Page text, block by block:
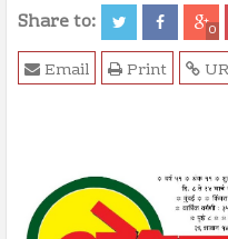
Share to: 0
Print
Email